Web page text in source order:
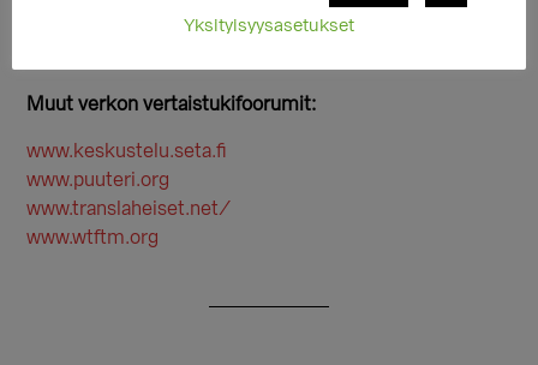
Muut verkon vertaistukifoorumit:
www.keskustelu.seta.fi
www.puuteri.org
www.translaheiset.net/
www.wtftm.org
Yksityisyysasetukset